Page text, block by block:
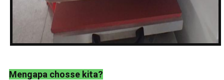
Mengapa chosse kita?